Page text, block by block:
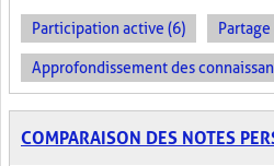
Participation active (6) Partage
Approfondissement des
COMPARAISON DES NOTES